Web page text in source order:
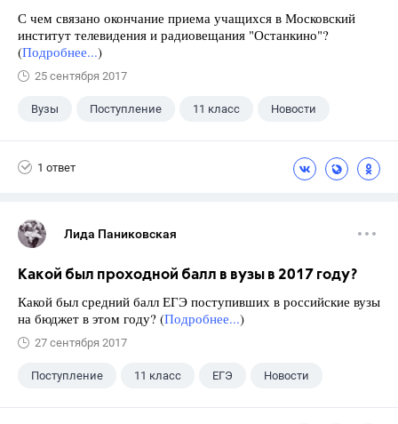
С чем связано окончание приема учащихся в Московский
институт телевидения и радиовещания "Останкино"?
(Подробнее...)
25 сентября 2017
Вузы Поступление 11 класс Новости
1 ответ
Лида Паниковская
Какой был проходной балл в вузы в 2017 году?
Какой был средний балл ЕГЭ поступивших в российские вузы
на бюджет в этом году? (Подробнее...)
27 сентября 2017
Поступление 11 класс ЕГЭ Новости